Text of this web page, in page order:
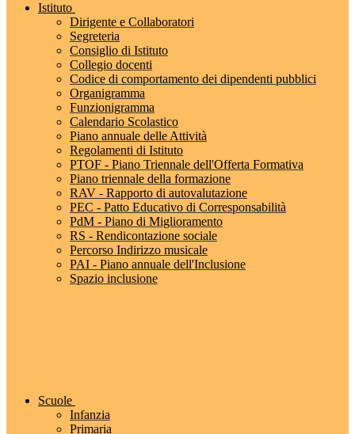
Istituto
Dirigente e Collaboratori
Segreteria
Consiglio di Istituto
Collegio docenti
Codice di comportamento dei dipendenti pubblici
Organigramma
Funzionigramma
Calendario Scolastico
Piano annuale delle Attività
Regolamenti di Istituto
PTOF - Piano Triennale dell'Offerta Formativa
Piano triennale della formazione
RAV - Rapporto di autovalutazione
PEC - Patto Educativo di Corresponsabilità
PdM - Piano di Miglioramento
RS - Rendicontazione sociale
Percorso Indirizzo musicale
PAI - Piano annuale dell'Inclusione
Spazio inclusione
Scuole
Infanzia
Primaria